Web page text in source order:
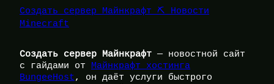
Создать сервер Майнкрафт ⛏️ Новости
Minecraft
Создать сервер Майнкрафт — новостной сайт
с гайдами от
Майнкрафт хостинга
BungeeHost, он даёт услуги быстрого